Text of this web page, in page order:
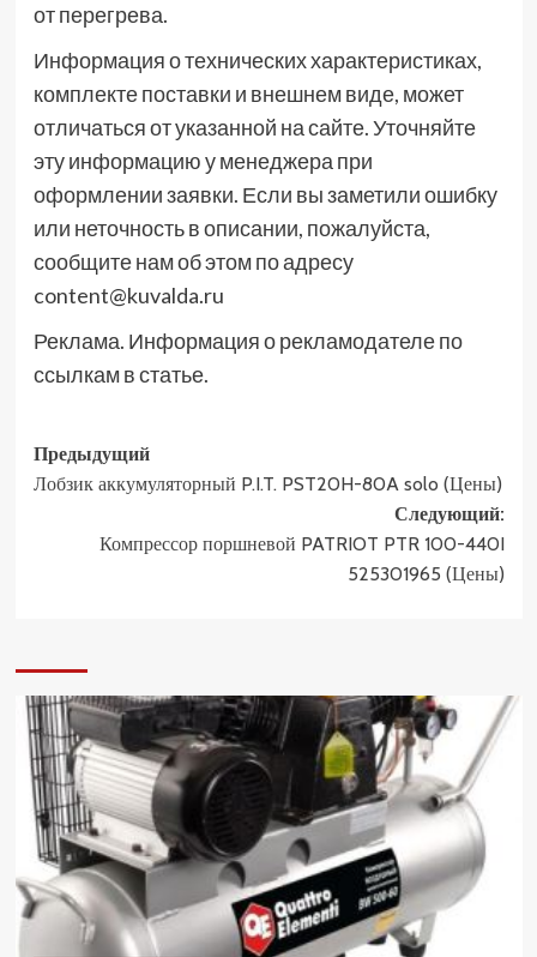
от перегрева.
Информация о технических характеристиках,
комплекте поставки и внешнем виде, может
отличаться от указанной на сайте. Уточняйте
эту информацию у менеджера при
оформлении заявки. Если вы заметили ошибку
или неточность в описании, пожалуйста,
сообщите нам об этом по адресу
content@kuvalda.ru
Реклама. Информация о рекламодателе по
ссылкам в статье.
Навигация
записи
Предыдущий
Лобзик аккумуляторный P.I.T. PST20H-80A solo (Цены)
Следующий:
Компрессор поршневой PATRIOT PTR 100-440I
525301965 (Цены)